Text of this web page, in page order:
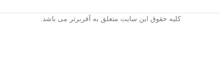
کلیه حقوق این سایت متعلق به آفربرتر می باشد.